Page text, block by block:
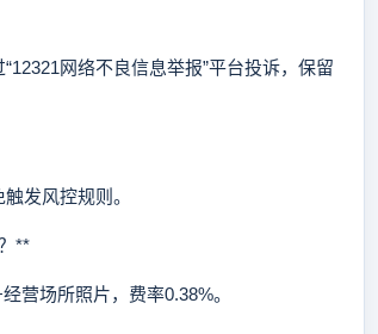
网络不良信息举报”平台投诉，保留
发风控规则。
**
场所照片，费率0.38%。